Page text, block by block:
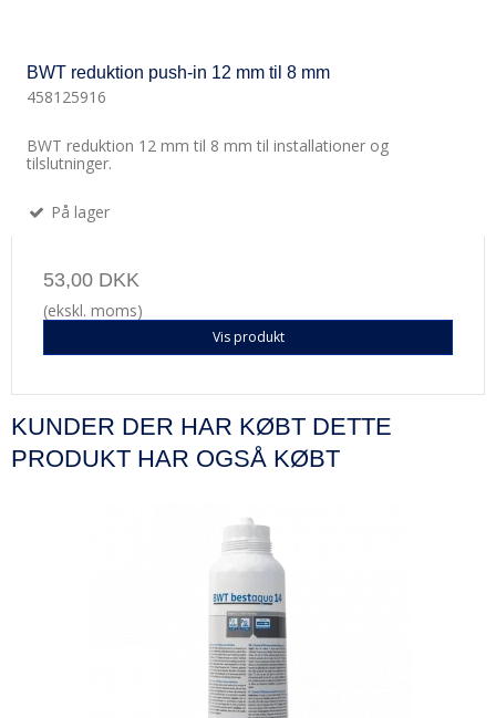
BWT reduktion push-in 12 mm til 8 mm
458125916
BWT reduktion 12 mm til 8 mm til installationer og
tilslutninger.
På lager
53,00 DKK
(ekskl. moms)
Vis produkt
KUNDER DER HAR KØBT DETTE
PRODUKT HAR OGSÅ KØBT